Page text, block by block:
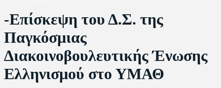
-Επίσκεψη του Δ.Σ. της
Παγκόσμιας
Διακοινοβουλευτικής Ένωσης
Ελληνισμού στο ΥΜΑΘ